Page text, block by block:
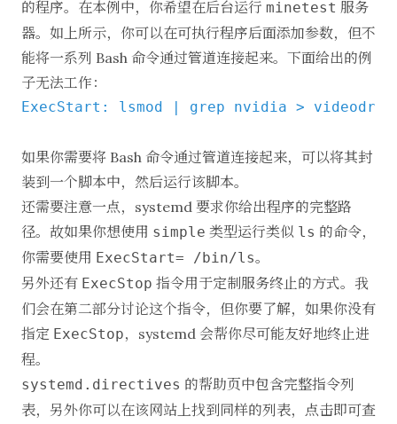
的程序。在本例中，你希望在后台运行 minetest 服务
器。如上所示，你可以在可执行程序后面添加参数，但不
能将一系列 Bash 命令通过管道连接起来。下面给出的例
子无法工作：
ExecStart: lsmod | grep nvidia >
如果你需要将 Bash 命令通过管道连接起来，可以将其封
装到一个脚本中，然后运行该脚本。
还需要注意一点，systemd 要求你给出程序的完整路
径。故如果你想使用 simple 类型运行类似 ls 的命令，
你需要使用 ExecStart= /bin/ls。
另外还有 ExecStop 指令用于定制服务终止的方式。我
们会在第二部分讨论这个指令，但你要了解，如果你没有
指定 ExecStop，systemd 会帮你尽可能友好地终止进
程。
systemd.directives 的帮助页中包含完整指令列
表，另外你可以在该网站 上找到同样的列表，点击即可查